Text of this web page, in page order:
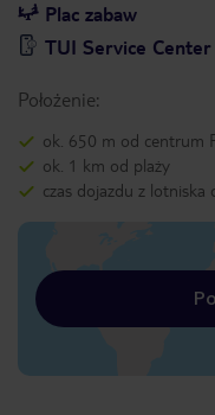
Plac zabaw
TUI Service
Położenie:
ok. 650 m od centrum
ok. 1 km od plaży
czas dojazdu z lotniska